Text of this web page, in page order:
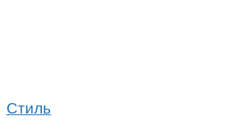
Стиль